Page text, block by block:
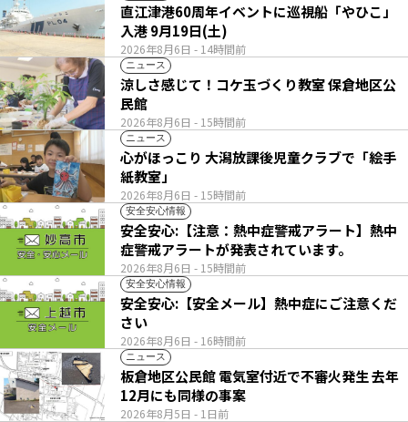
2026年8月6日 - 14時間前
直江津港60周年イベントに巡視船「やひこ」
入港 9月19日(土)
ニュース
2026年8月6日 - 15時間前
涼しさ感じて！コケ玉づくり教室 保倉地区公
民館
ニュース
2026年8月6日 - 15時間前
心がほっこり 大潟放課後児童クラブで「絵手
紙教室」
安全安心情報
2026年8月6日 - 15時間前
安全安心:【注意：熱中症警戒アラート】熱中
症警戒アラートが発表されています。
安全安心情報
2026年8月6日 - 16時間前
安全安心:【安全メール】熱中症にご注意くだ
さい
ニュース
2026年8月5日 - 1日前
板倉地区公民館 電気室付近で不審火発生 去年
12月にも同様の事案